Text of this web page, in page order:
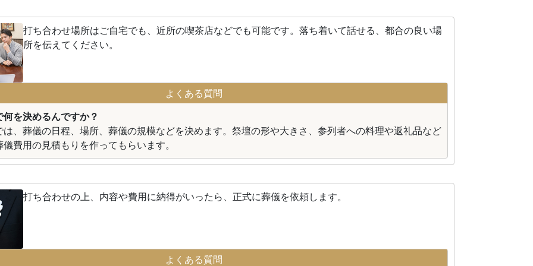
打ち合わせ場所はご自宅でも、近所の喫茶店などでも可能です。落ち着いて話せる、都合の良い場
所を伝えてください。
よくある質問
を決めるんですか？
は、葬儀の日程、場所、葬儀の規模などを決めます。祭壇の形や大きさ、参列者への料理や返礼品など
費用の見積もりを作ってもらいます。
打ち合わせの上、内容や費用に納得がいったら、正式に葬儀を依頼します。
よくある質問